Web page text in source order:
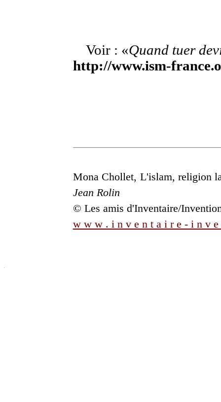
Voir : «Quand tuer
http://www.ism-
Mona Chollet, L'islam, religion
Jean Rolin
© Les amis d'Inventaire/
w w w . i n v e n t a i r e - i n v